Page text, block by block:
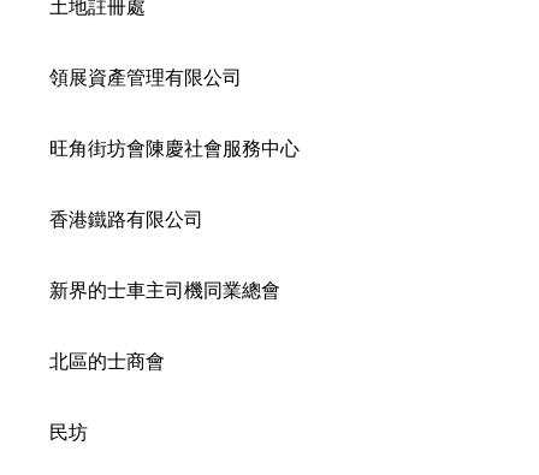
土地註冊處
領展資產管理有限公司
旺角街坊會陳慶社會服務中心
香港鐵路有限公司
新界的士車主司機同業總會
北區的士商會
民坊